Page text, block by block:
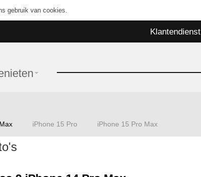
gebruik van cookies.
Klantendienst
iPhone 15 Pro iPhone 15 Pro Max